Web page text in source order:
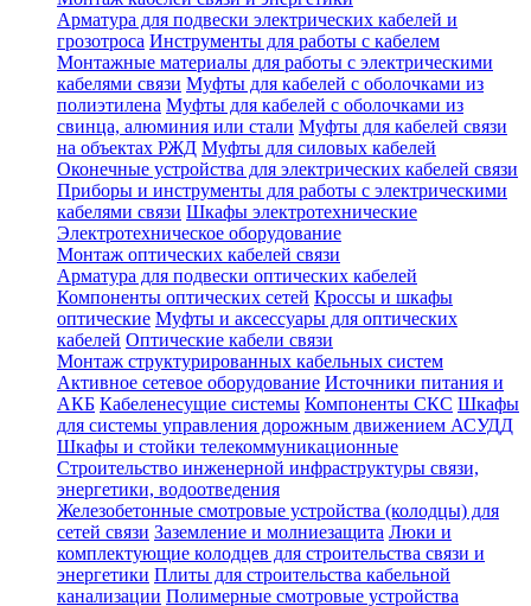
Арматура для подвески электрических кабелей и
грозотроса Инструменты для работы с кабелем
Монтажные материалы для работы с электрическими
кабелями связи Муфты для кабелей с оболочками из
полиэтилена Муфты для кабелей с оболочками из
свинца, алюминия или стали Муфты для кабелей связи
на объектах РЖД Муфты для силовых кабелей
Оконечные устройства для электрических кабелей связи
Приборы и инструменты для работы с электрическими
кабелями связи Шкафы электротехнические
Электротехническое оборудование
Монтаж оптических кабелей связи
Арматура для подвески оптических кабелей
Компоненты оптических сетей Кроссы и шкафы
оптические Муфты и аксессуары для оптических
кабелей Оптические кабели связи
Монтаж структурированных кабельных систем
Активное сетевое оборудование Источники питания и
АКБ Кабеленесущие системы Компоненты СКС Шкафы
для системы управления дорожным движением АСУДД
Шкафы и стойки телекоммуникационные
Строительство инженерной инфраструктуры связи,
энергетики, водоотведения
Железобетонные смотровые устройства (колодцы) для
сетей связи Заземление и молниезащита Люки и
комплектующие колодцев для строительства связи и
энергетики Плиты для строительства кабельной
канализации Полимерные смотровые устройства